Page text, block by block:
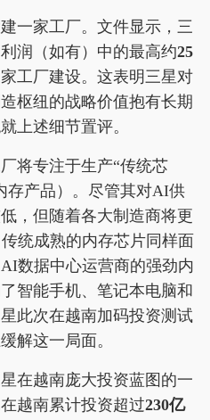
一家工厂。文件显示，三
润（如有）中的最高约25
工厂建设。这表明三星对
枢纽的战略价值抱有长期
上述细节置评。
将专注于生产“传统芯
存产品）。尽管其对AI供
，但随着各大制造商将更
统成熟的内存芯片同样面
数据中心运营商的强劲内
智能手机、笔记本电脑和
此次在越南加码投资测试
解这一局面。
在越南庞大投资蓝图的一
越南累计投资超过230亿